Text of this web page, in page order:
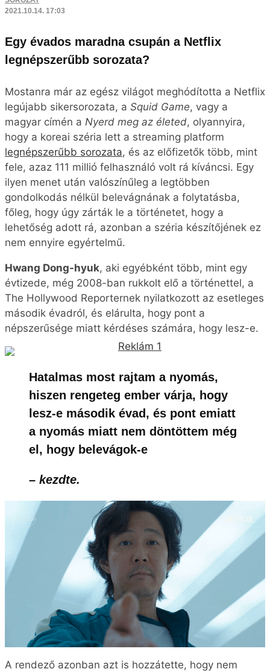
2021.10.14. 17:03
Egy évados maradna csupán a Netflix
legnépszerűbb sorozata?
Mostanra már az egész világot meghódította a Netflix
legújabb sikersorozata, a Squid Game, vagy a
magyar címén a Nyerd meg az életed, olyannyira,
hogy a koreai széria lett a streaming platform
legnépszerűbb sorozata, és az előfizetők több, mint
fele, azaz 111 millió felhasználó volt rá kíváncsi. Egy
ilyen menet után valószínűleg a legtöbben
gondolkodás nélkül belevágnának a folytatásba,
főleg, hogy úgy zárták le a történetet, hogy a
lehetőség adott rá, azonban a széria készítőjének ez
nem ennyire egyértelmű.
Hwang Dong-hyuk, aki egyébként több, mint egy
évtizede, még 2008-ban rukkolt elő a történettel, a
The Hollywood Reporternek nyilatkozott az esetleges
második évadról, és elárulta, hogy pont a
népszerűsége miatt kérdéses számára, hogy lesz-e.
Hatalmas most rajtam a nyomás,
hiszen rengeteg ember várja, hogy
lesz-e második évad, és pont emiatt
a nyomás miatt nem döntöttem még
el, hogy belevágok-e
– kezdte.
A rendező azonban azt is hozzátette, hogy nem